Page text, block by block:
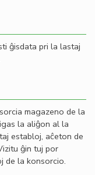
ĝisdata pri la lastaj
magazeno de la
la aliĝon al la
establoj, aĉeton de
ĝin tuj por
de la konsorcio.